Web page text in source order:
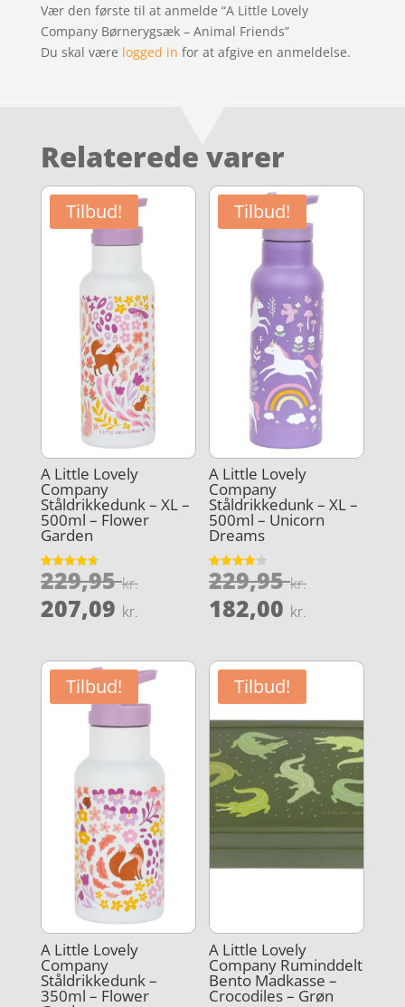
Vær den første til at anmelde “A Little Lovely
Company Børnerygsæk – Animal Friends”
Du skal være logged in for at afgive en anmeldelse.
Relaterede varer
Tilbud!
A Little Lovely
Company
Ståldrikkedunk – XL –
500ml – Flower
Garden
Vurderet
4.7
229,95kr.Den
oprindelige
pris
229,95 kr..
207,09 kr.
pris
er:
207,09 kr..
Tilbud!
A Little Lovely
Company
Ståldrikkedunk – XL –
500ml – Unicorn
Dreams
Vurderet
4.1
229,95kr.Den
229,95
182,00 kr.
pris
er:
182,00
Tilbud!
A Little Lovely
Company
Ståldrikkedunk –
350ml – Flower
Tilbud!
A Little Lovely
Company Ruminddelt
Bento Madkasse –
Crocodiles – Grøn